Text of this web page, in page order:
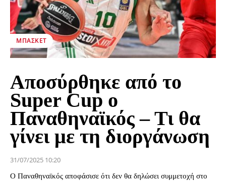
ΜΠΆΣΚΕΤ
Αποσύρθηκε από το
Super Cup ο
Παναθηναϊκός – Τι θα
γίνει με τη διοργάνωση
31/07/2025 10:20
Ο Παναθηναϊκός αποφάσισε ότι δεν θα δηλώσει συμμετοχή στο